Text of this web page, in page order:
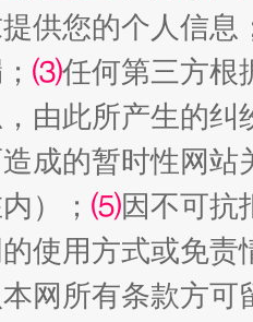
生
供您的个人信息
⑶任何第三方根
由此所产生的纠
成的暂时性网
）； ⑸因不可抗
使用方式或免责
网所有条款方